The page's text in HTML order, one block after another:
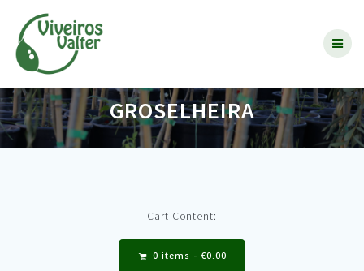
GROSELHEIRA
Cart Content:
0 items - €0.00